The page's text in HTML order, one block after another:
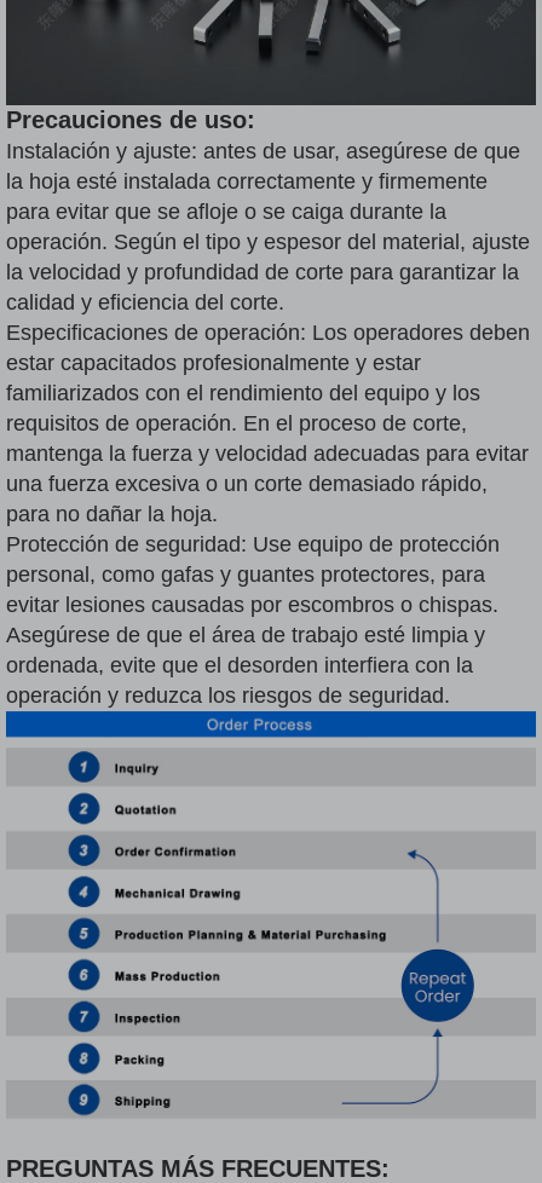
Precauciones de uso:
Instalación y ajuste: antes de usar, asegúrese de que
la hoja esté instalada correctamente y firmemente
para evitar que se afloje o se caiga durante la
operación. Según el tipo y espesor del material, ajuste
la velocidad y profundidad de corte para garantizar la
calidad y eficiencia del corte.
Especificaciones de operación: Los operadores deben
estar capacitados profesionalmente y estar
familiarizados con el rendimiento del equipo y los
requisitos de operación. En el proceso de corte,
mantenga la fuerza y velocidad adecuadas para evitar
una fuerza excesiva o un corte demasiado rápido,
para no dañar la hoja.
Protección de seguridad: Use equipo de protección
personal, como gafas y guantes protectores, para
evitar lesiones causadas por escombros o chispas.
Asegúrese de que el área de trabajo esté limpia y
ordenada, evite que el desorden interfiera con la
operación y reduzca los riesgos de seguridad.
PREGUNTAS MÁS FRECUENTES: